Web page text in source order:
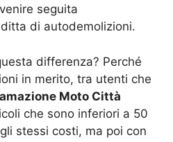
seguita
di autodemolizioni.
differenza? Perché
in merito, tra utenti che
Moto Città
che sono inferiori a 50
stessi costi, ma poi con